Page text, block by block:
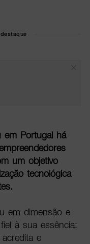
em Portugal há
um objetivo
tecnológica
em dimensão e
à sua essência:
e